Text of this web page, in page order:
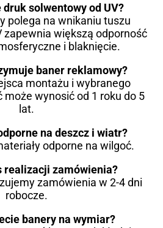
solwentowy od UV?
polega na wnikaniu tuszu
zapewnia większą odporność
i blaknięcie.
baner reklamowy?
montażu i wybranego
może wynosić od 1 roku do 5
lat.
na deszcz i wiatr?
odporne na wilgoć.
realizacji zamówienia?
zamówienia w 2-4 dni
robocze.
banery na wymiar?